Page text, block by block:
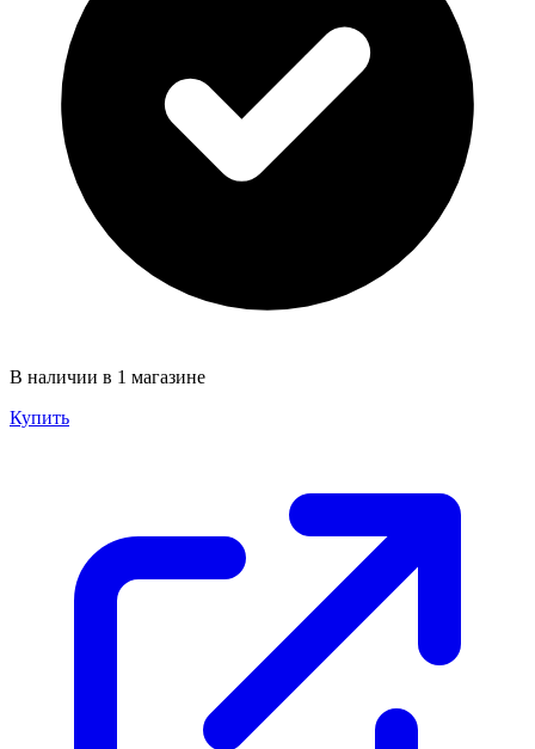
В наличии в 1 магазине
Купить